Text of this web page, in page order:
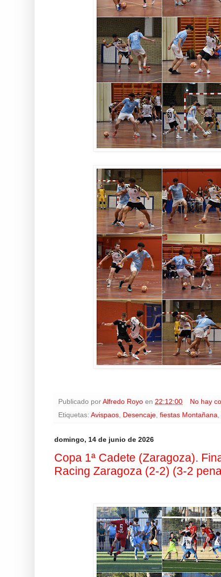
Publicado por Alfredo Royo en 22:12:00
No hay
Etiquetas: Avispaos Desencaje fiestas Montañana
domingo, 14 de junio de 2026
Copa 1ª Cadete (Zaragoza).
Racing Zaragoza (2-2) (3-2